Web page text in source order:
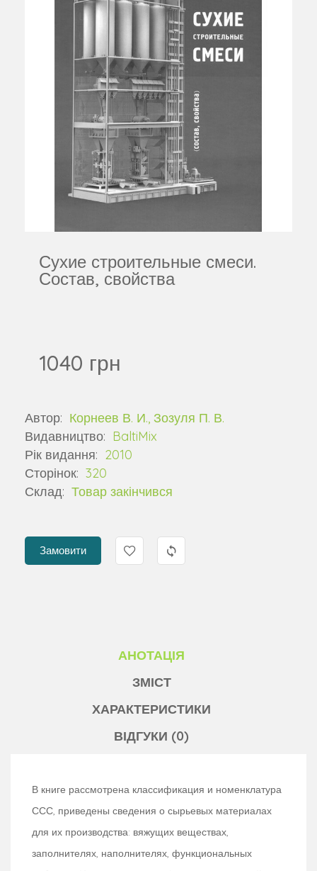
Сухие строительные смеси.
Состав, свойства
1040 грн
Автор: Корнеев В. И., Зозуля П. В.
Видавництво: BaltiMix
Рік видання: 2010
Сторінок: 320
Склад: Товар закінчився
Замовити
АНОТАЦІЯ
ЗМІСТ
ХАРАКТЕРИСТИКИ
ВІДГУКИ (0)
В книге рассмотрена классификация и номенклатура
ССС, приведены сведения о сырьевых материалах
для их производства: вяжущих веществах,
заполнителях, наполнителях, функциональных